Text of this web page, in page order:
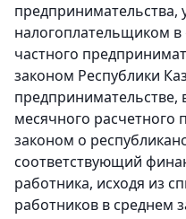
предпринимательства,
налогоплательщиком
частного
законом Республики
предпринимательстве,
месячного расчетного
законом о
соответствующий
работника, исходя из
работников в среднем